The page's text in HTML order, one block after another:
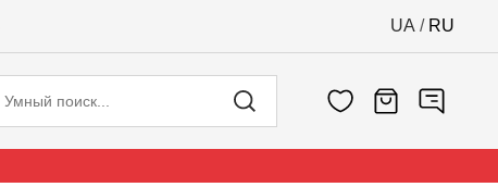
UA / RU